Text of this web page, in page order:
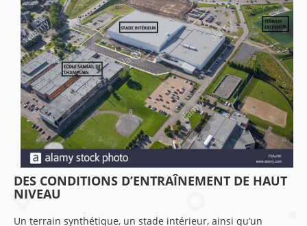
DES CONDITIONS D’ENTRAÎNEMENT DE HAUT
NIVEAU
Un terrain synthétique, un stade intérieur, ainsi qu’un